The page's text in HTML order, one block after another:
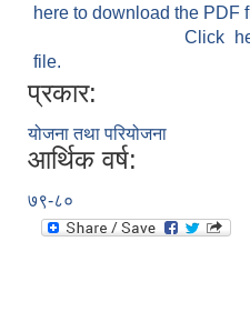
here to download the PDF
Click
file.
प्रकार:
योजना तथा परियोजना
आर्थिक वर्ष:
७९-८०